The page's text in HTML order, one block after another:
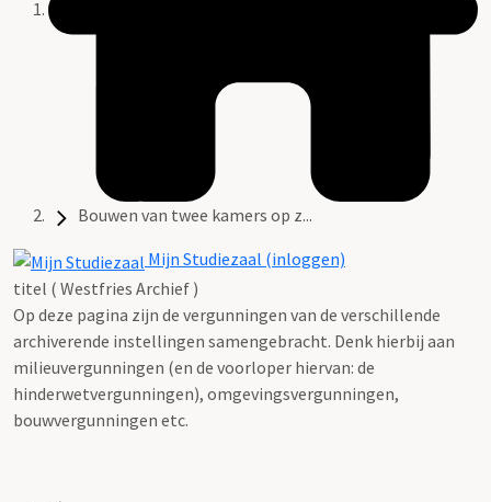
Bouwen van twee kamers op z...
Mijn Studiezaal (inloggen)
titel ( Westfries Archief )
Op deze pagina zijn de vergunningen van de verschillende
archiverende instellingen samengebracht. Denk hierbij aan
milieuvergunningen (en de voorloper hiervan: de
hinderwetvergunningen), omgevingsvergunningen,
bouwvergunningen etc.